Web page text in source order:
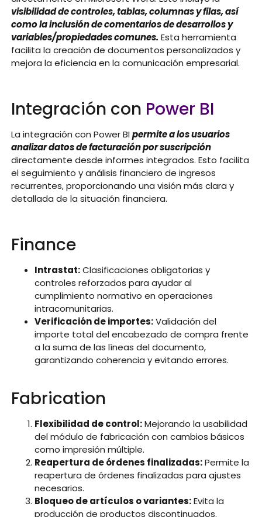
visibilidad de controles, tablas, columnas y filas, así
como la inclusión de comentarios de desarrollos y
variables/propiedades comunes. Esta herramienta
facilita la creación de documentos personalizados y
mejora la eficiencia en la comunicación empresarial.
Integración con Power BI
La integración con Power BIpermite a los usuarios
analizar datos de facturación por suscripción
directamente desde informes integrados. Esto facilita
el seguimiento y análisis financiero de ingresos
recurrentes, proporcionando una visión más clara y
detallada de la situación financiera.
Finance
Intrastat:Clasificaciones obligatorias y
controles reforzados para ayudar al
cumplimiento normativo en operaciones
intracomunitarias.
Verificación de importes:Validación del
importe total del encabezado de compra frente
a la suma de las líneas del documento,
garantizando coherencia y evitando errores.
Fabrication
Flexibilidad de control:Mejorando la usabilidad
del módulo de fabricación con cambios básicos
como impresión múltiple.
Reapertura de órdenes finalizadas:Permite la
reapertura de órdenes finalizadas para ajustes
necesarios.
Bloqueo de artículos o variantes:Evita la
producción de productos discontinuados.